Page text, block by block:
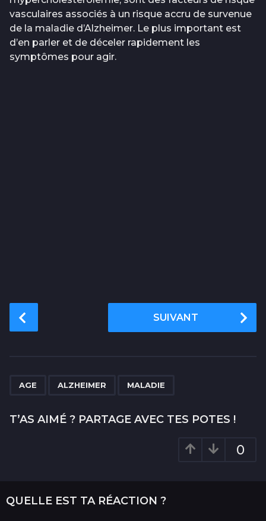
vasculaires associés à un risque accru de survenue
de la maladie d’Alzheimer. Le plus important est
d’en parler et de déceler rapidement les
symptômes pour agir.
o
i
o
n
SUIVANT
AGE ALZHEIMER MALADIE
T’AS AIMÉ ? PARTAGE AVEC TES POTES !
0
QUELLE EST TA RÉACTION ?